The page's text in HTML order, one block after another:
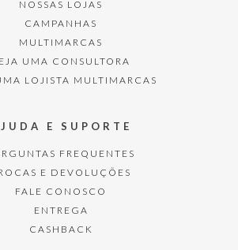
NOSSAS LOJAS
CAMPANHAS
MULTIMARCAS
UMA CONSULTORA
LOJISTA MULTIMARCAS
E SUPORTE
FREQUENTES
E DEVOLUÇÕES
FALE CONOSCO
ENTREGA
CASHBACK